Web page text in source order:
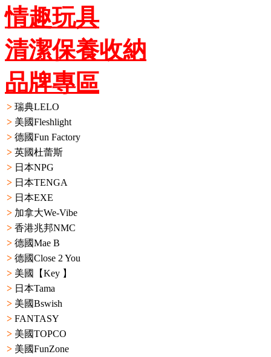
情趣玩具
清潔保養收納
品牌專區
> 瑞典LELO
> 美國Fleshlight
> 德國Fun Factory
> 英國杜蕾斯
> 日本NPG
> 日本TENGA
> 日本EXE
> 加拿大We-Vibe
> 香港兆邦NMC
> 德國Mae B
> 德國Close 2 You
> 美國【Key 】
> 日本Tama
> 美國Bswish
> FANTASY
> 美國TOPCO
> 美國FunZone